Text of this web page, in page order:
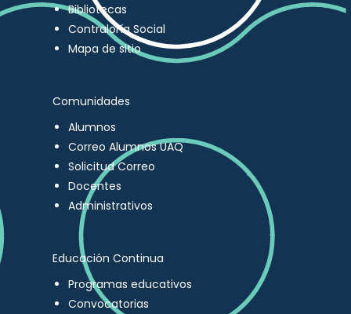
Bibliotecas
Contraloría Social
Mapa de sitio
Comunidades
Alumnos
Correo Alumnos UAQ
Solicitud Correo
Docentes
Administrativos
Educación Continua
Programas educativos
Convocatorias